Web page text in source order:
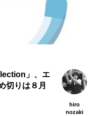
」、エ
切りは８月
hiro
nozaki